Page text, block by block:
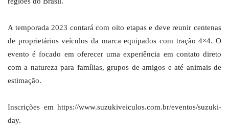
A temporada 2023 contará com oito etapas e deve reunir centenas
de proprietários veículos da marca equipados com tração 4×4. O
evento é focado em oferecer uma experiência em contato direto
com a natureza para famílias, grupos de amigos e até animais de
estimação.
Inscrições em https://www.suzukiveiculos.com.br/eventos/suzuki-
day.